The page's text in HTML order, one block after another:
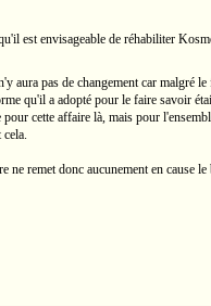
est envisageable de réhabiliter
aura pas de changement car malgré
qu'il a adopté pour le faire savoir
cette affaire là, mais pour
ne remet donc aucunement en cause le